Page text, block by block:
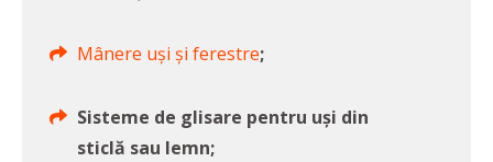
Mânere uși și ferestre;
Sisteme de glisare pentru uși din
sticlă sau lemn;